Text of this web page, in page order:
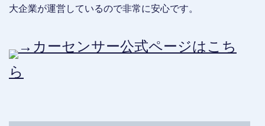
大企業が運営しているので非常に安心です。
→カーセンサー公式ページはこち
ら